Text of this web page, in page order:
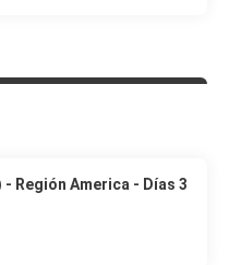
- Región America - Días 3